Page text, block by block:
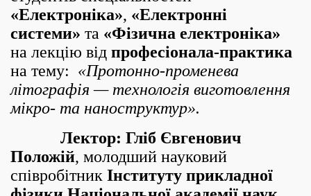
«Електроніка», «Електронні
системи» та «Фізична електроніка»
на лекцію від професіонала-практика
на тему: «Протонно-променева
літографія — технологія виготовлення
мікро- та наноструктур».
Лектор: Гліб Євгенович
Положій, молодший науковий
співробітник Інституту прикладної